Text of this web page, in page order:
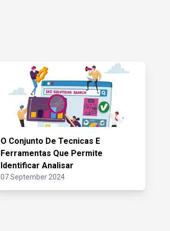
O Conjunto De Tecnicas E
Ferramentas Que Permite
Identificar Analisar
07 September 2024